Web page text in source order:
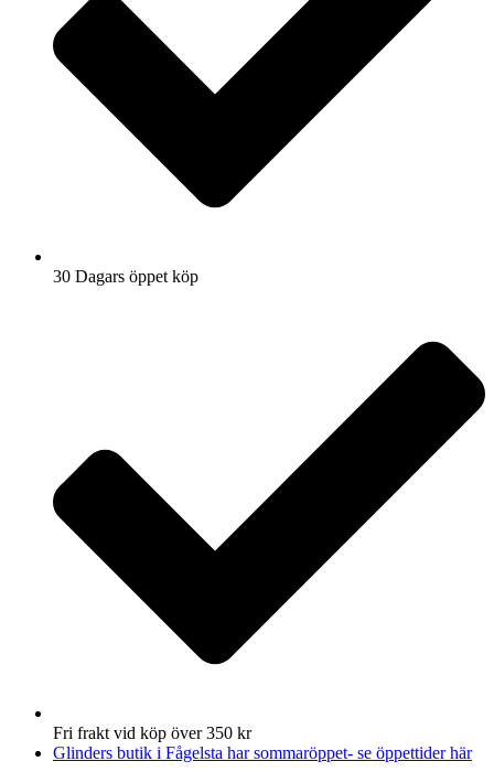
30 Dagars öppet köp
Fri frakt vid köp över 350 kr
Glinders butik i Fågelsta har sommaröppet- se öppettider här